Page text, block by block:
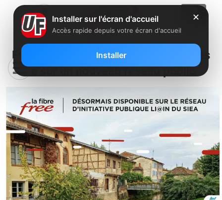
Free lance officiellement ses offres
fibre sur un nouveau réseau public
✕
Installer sur l'écran d'accueil
Accès rapide depuis votre écran d'accueil
Installer